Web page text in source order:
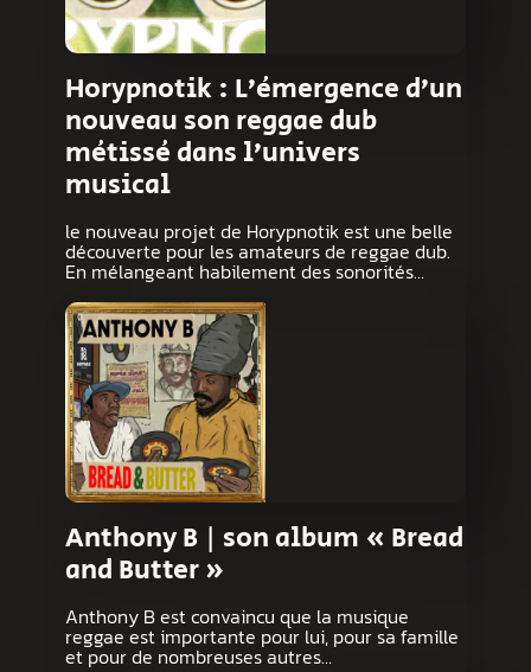
Horypnotik : L’émergence d’un
nouveau son reggae dub
métissé dans l’univers
musical
le nouveau projet de Horypnotik est une belle
découverte pour les amateurs de reggae dub.
En mélangeant habilement des sonorités…
Anthony B | son album « Bread
and Butter »
Anthony B est convaincu que la musique
reggae est importante pour lui, pour sa famille
et pour de nombreuses autres…